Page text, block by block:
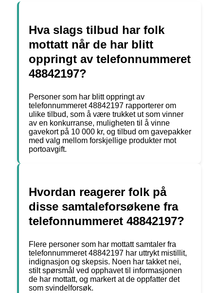
Hva slags tilbud har folk
mottatt når de har blitt
oppringt av telefonnummeret
48842197?
Personer som har blitt oppringt av
telefonnummeret 48842197 rapporterer om
ulike tilbud, som å være trukket ut som vinner
av en konkurranse, muligheten til å vinne
gavekort på 10 000 kr, og tilbud om gavepakker
med valg mellom forskjellige produkter mot
portoavgift.
Hvordan reagerer folk på
disse samtaleforsøkene fra
telefonnummeret 48842197?
Flere personer som har mottatt samtaler fra
telefonnummeret 48842197 har uttrykt mistillit,
indignasjon og skepsis. Noen har takket nei,
stilt spørsmål ved opphavet til informasjonen
de har mottatt, og markert at de oppfatter det
som svindelforsøk.